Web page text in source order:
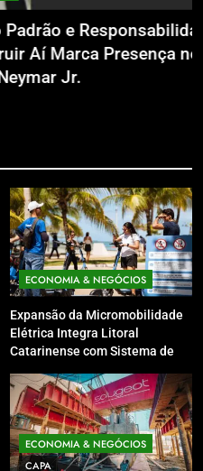
e Responsabilidade
Presença no
Jr.
ECONOMIA & NEGÓCIOS
Expansão da Micromobilidade
Elétrica Integra Litoral
Catarinense com Sistema de
ECONOMIA & NEGÓCIOS
CAPA